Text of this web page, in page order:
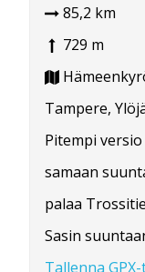
85,2 km
729 m
Tampere,
Pitempi
samaan
palaa
Sasin
Tallenna